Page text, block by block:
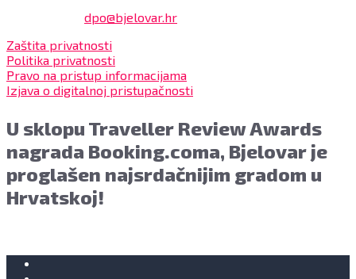
dpo@bjelovar.hr
Zaštita privatnosti
Politika privatnosti
Pravo na pristup informacijama
Izjava o digitalnoj pristupačnosti
U sklopu Traveller Review Awards
nagrada Booking.coma, Bjelovar je
proglašen najsrdačnijim gradom u
Hrvatskoj!